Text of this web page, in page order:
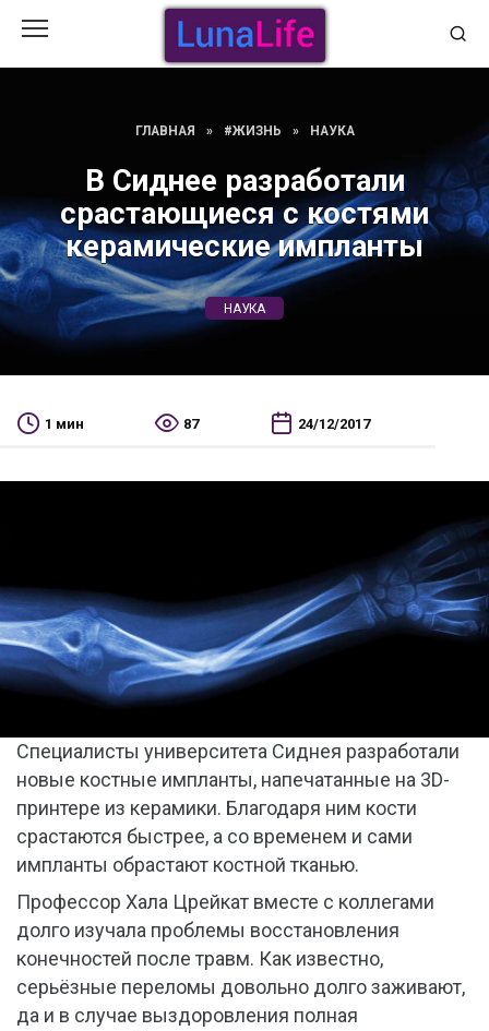
содержанию
ГЛАВНАЯ » #ЖИЗНЬ » НАУКА
В Сиднее разработали
срастающиеся с костями
керамические импланты
НАУКА
1 мин 87 24/12/2017
Специалисты университета Сиднея разработали
новые костные импланты, напечатанные на 3D-
принтере из керамики. Благодаря ним кости
срастаются быстрее, а со временем и сами
импланты обрастают костной тканью.
Профессор Хала Црейкат вместе с коллегами
долго изучала проблемы восстановления
конечностей после травм. Как известно,
серьёзные переломы довольно долго заживают,
да и в случае выздоровления полная